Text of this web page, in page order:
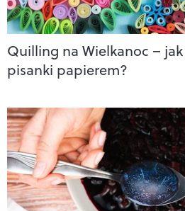
Quilling na Wielkanoc –
pisanki papierem?